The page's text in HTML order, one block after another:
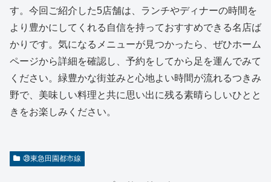
す。今回ご紹介した5店舗は、ランチやディナーの時間を
より豊かにしてくれる自信を持っておすすめできる名店ば
かりです。気になるメニューが見つかったら、ぜひホーム
ページから詳細を確認し、予約をしてから足を運んでみて
ください。緑豊かな街並みと心地よい時間が流れるつきみ
野で、美味しい料理と共に思い出に残る素晴らしいひとと
きをお楽しみください。
㊴東急田園都市線